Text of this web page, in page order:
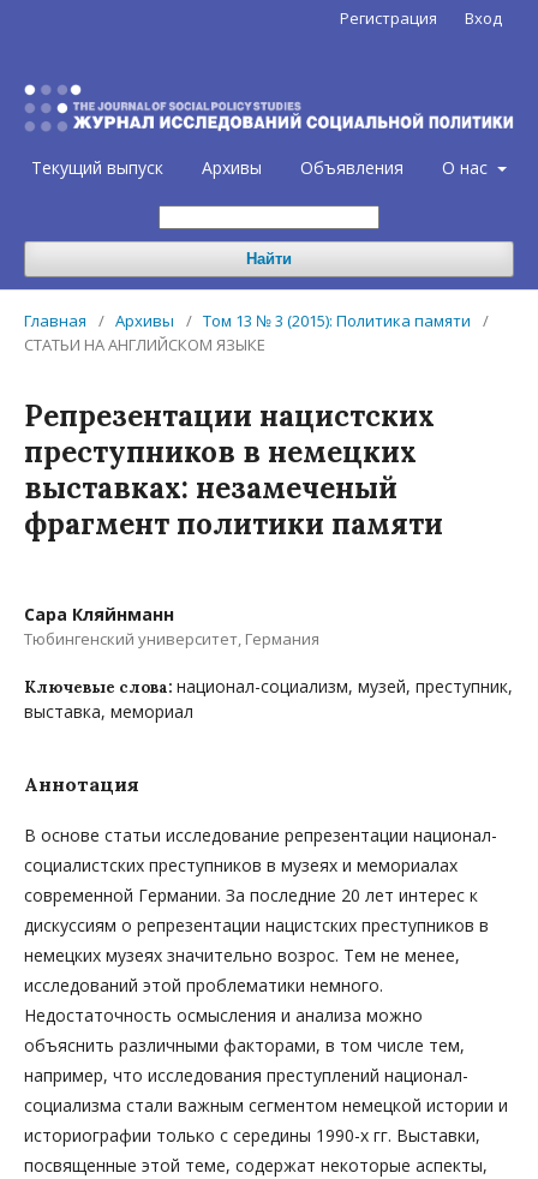
Текущий выпуск Архивы Объявления О нас
Найти
Регистрация Вход
Главная / Архивы / Том 13 № 3 (2015): Политика памяти
/
СТАТЬИ НА АНГЛИЙСКОМ ЯЗЫКЕ
Репрезентации нацистских
преступников в немецких
выставках: незамеченый
фрагмент политики памяти
Сара Кляйнманн
Тюбингенский университет, Германия
Ключевые слова: национал-социализм, музей, преступник,
выставка, мемориал
Аннотация
В основе статьи исследование репрезентации национал-
социалистских преступников в музеях и мемориалах
современной Германии. За последние 20 лет интерес к
дискуссиям о репрезентации нацистских преступников в
немецких музеях значительно возрос. Тем не менее,
исследований этой проблематики немного.
Недостаточность осмысления и анализа можно
объяснить различными факторами, в том числе тем,
например, что исследования преступлений национал-
социализма стали важным сегментом немецкой истории и
историографии только с середины 1990-х гг. Выставки,
посвященные этой теме, содержат некоторые аспекты,